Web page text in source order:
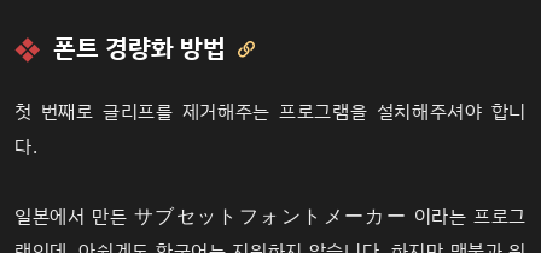
폰트 경량화 방법 
첫 번째로 글리프를 제거해주는 프로그램을 설치해주셔야 합니
다.
일본에서 만든 サブセットフォントメーカー 이라는 프로그